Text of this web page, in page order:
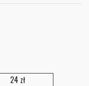
24 zł